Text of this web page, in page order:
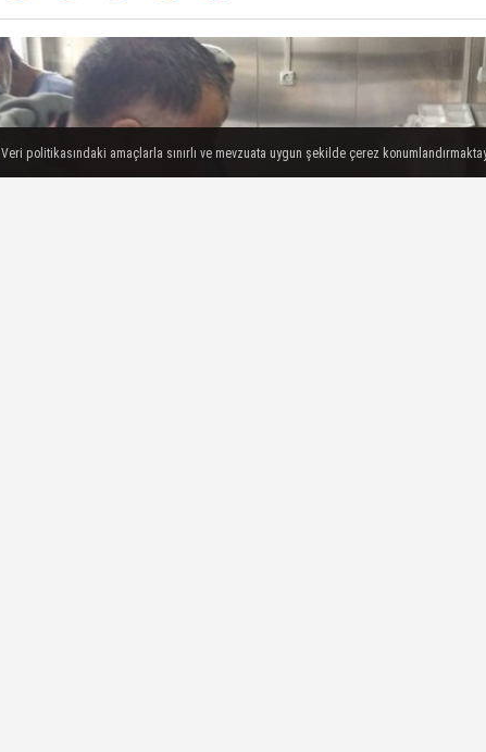
Veri politikasındaki amaçlarla sınırlı ve mevzuata uygun şekilde çerez